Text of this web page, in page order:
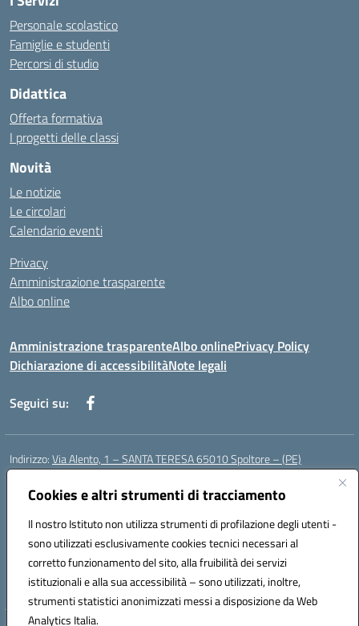
Cookies e altri strumenti di tracciamento
Il nostro Istituto non utilizza strumenti di profilazione degli utenti -
sono utilizzati esclusivamente cookies tecnici necessari al
corretto funzionamento del sito, alla fruibilità dei servizi
istituzionali e alla sua accessibilità – sono utilizzati, inoltre,
strumenti statistici anonimizzati messi a disposizione da Web
Analytics Italia.
Personale scolastico
Famiglie e studenti
Percorsi di studio
Didattica
Offerta formativa
I progetti delle classi
Novità
Le notizie
Le circolari
Calendario eventi
Privacy
Amministrazione trasparente
Albo online
Amministrazione trasparenteAlbo onlinePrivacy Policy
Dichiarazione di accessibilitàNote legali
Seguici su:
Indirizzo:Via Alento, 1 – SANTA TERESA 65010 Spoltore – (PE)
Centralino:
Posta elettronica certificata (PEC):peee052003@pec.istruzione.it
Codice fiscale: 80006490686
Codice meccanografico:peee052003
Codice Indice delle Pubbliche Amministrazioni (IPA): istsc_peee052003
Codice unico di fatturazione (CUF): UF01MF